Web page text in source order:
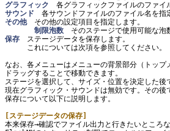
グラフィック
サウンド
その他 その他の設定項目を指定します。
制限泡数
保存 ステージデータを保存します。
これについては次項を参照してください。
なお、各メニューはメニューの背景部分（トッ
ドラッグすることで移動できます。
ステージを選択して、サイズ・位置を決定した
現在グラフィック・サウンドは無効です。その
保存について以下に説明します。
[ステージデータの保存]
本来保存→確認でファイル出力と行きたいところな